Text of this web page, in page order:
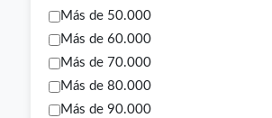
Más de 50.000
Más de 60.000
Más de 70.000
Más de 80.000
Más de 90.000